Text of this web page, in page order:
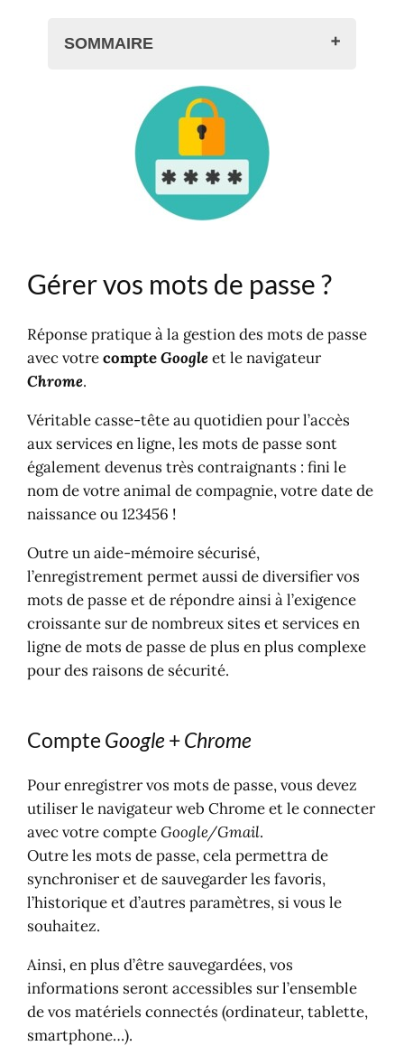
SOMMAIRE
Gérer vos mots de passe ?
Compte Google + Chrome
Les étapes pour enregistrer vos mots
de passe
Activer la synchronisation
Enregistrer les mots de passe
Gérer vos mots de passe ?
Réponse pratique à la gestion des mots de passe
avec votrecompteGoogleet le navigateur
Chrome.
Véritable casse-tête au quotidien pour l’accès
aux services en ligne, les mots de passe sont
également devenus très contraignants : fini le
nom de votre animal de compagnie, votre date de
naissance ou 123456 !
Outre un aide-mémoire sécurisé,
l’enregistrement permet aussi de diversifier vos
mots de passe et de répondre ainsi à l’exigence
croissante sur de nombreux sites et services en
ligne de mots de passe de plus en plus complexe
pour des raisons de sécurité.
Compte Google +Chrome
Pour enregistrer vos mots de passe, vous devez
utiliser le navigateur web Chrome et le connecter
avec votre compteGoogle/Gmail.
Outre les mots de passe, cela permettra de
synchroniser et de sauvegarder les favoris,
l’historique et d’autres paramètres, si vous le
souhaitez.
Ainsi, en plus d’être sauvegardées, vos
informations seront accessibles sur l’ensemble
de vos matériels connectés (ordinateur, tablette,
smartphone…).